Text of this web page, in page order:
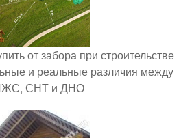
от забора при строительстве
и реальные различия между
СНТ и ДНО